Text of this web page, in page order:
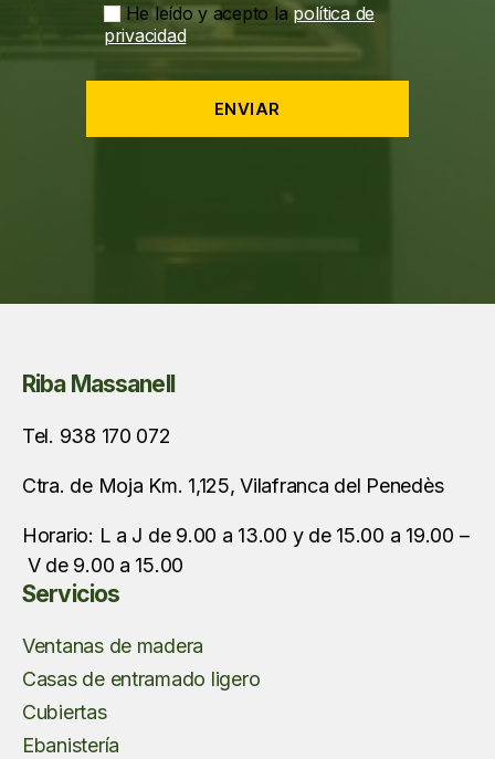
He leído y acepto lapolítica de
privacidad
Riba Massanell
Tel. 938 170 072
Ctra. de Moja Km. 1,125, Vilafranca del Penedès
Horario: L a J de 9.00 a 13.00 y de 15.00 a 19.00 –
V de 9.00 a 15.00
Servicios
Ventanas de madera
Casas de entramado ligero
Cubiertas
Ebanistería